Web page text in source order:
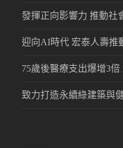
發揮正向影響力 推動社
迎向AI時代 宏泰人壽推
75歲後醫療支出爆增3倍
致力打造永續綠建築與